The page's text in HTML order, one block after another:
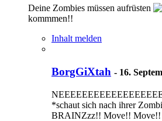
Deine Zombies müssen aufrüsten
kommmen!!
Inhalt melden
BorgGiXtah - 16.
*schaut sich nach ihrer
BRAINZzz!! Move!! Move!!